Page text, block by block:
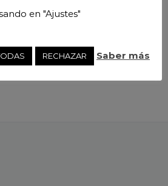
en "Ajustes"
RECHAZAR Saber más